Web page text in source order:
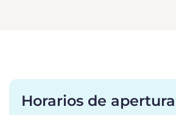
Horarios de apertura